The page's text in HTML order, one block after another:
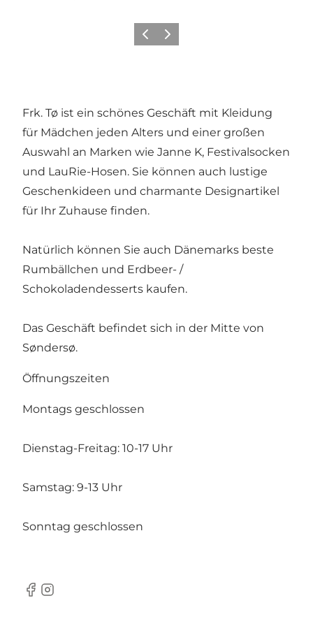
ZurückWeiter
Frk. Tø ist ein schönes Geschäft mit Kleidung
für Mädchen jeden Alters und einer großen
Auswahl an Marken wie Janne K, Festivalsocken
und LauRie-Hosen. Sie können auch lustige
Geschenkideen und charmante Designartikel
für Ihr Zuhause finden.
Natürlich können Sie auch Dänemarks beste
Rumbällchen und Erdbeer- /
Schokoladendesserts kaufen.
Das Geschäft befindet sich in der Mitte von
Søndersø.
Öffnungszeiten
Montags geschlossen
Dienstag-Freitag: 10-17 Uhr
Samstag: 9-13 Uhr
Sonntag geschlossen
Facebook
Instagram